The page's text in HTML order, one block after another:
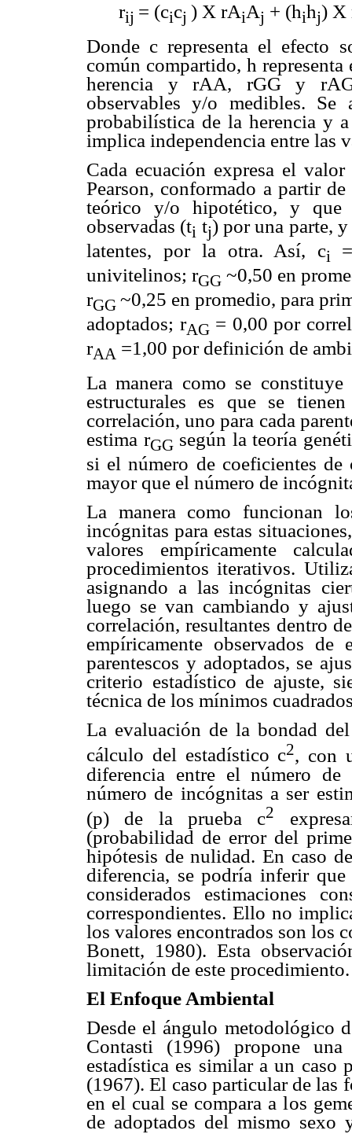
rij = (cicj ) X rAiAj + (hihj) X
Donde c representa el efecto
común compartido, h
herencia y rAA, rGG y rAG
observables y/o medibles.
probabilística de la herencia y
implica independencia entre las
Cada ecuación expresa el
Pearson, conformado a partir
teórico y/o hipotético, y que
observadas (ti tj) por una parte,
latentes, por la otra. Así, ci
univitelinos; rGG ~0,50 en
rGG~0,25 en promedio, para
adoptados; rAG = 0,00 por
rAA =1,00 por definición de
La manera como se
estructurales es que se
correlación, uno para cada
estima rGG según la teoría
si el número de coeficientes de
mayor que el número de
La manera como funcionan
incógnitas para estas
valores empíricamente
procedimientos iterativos.
asignando a las incógnitas
luego se van cambiando y
correlación, resultantes dentro
empíricamente observados
parentescos y adoptados, se
criterio estadístico de ajuste,
técnica de los mínimos
La evaluación de la bondad
cálculo del estadístico c2, con
diferencia entre el número de
número de incógnitas a ser
(p) de la prueba c2
(probabilidad de error del
hipótesis de nulidad. En caso
diferencia, se podría inferir
considerados estimaciones
correspondientes. Ello no
los valores encontrados son los
Bonett, 1980). Esta
limitación de este procedimiento.
El Enfoque Ambiental
Desde el ángulo metodológico
Contasti (1996) propone
estadística es similar a un caso
(1967). El caso particular de las
en el cual se compara a los
de adoptados del mismo sexo